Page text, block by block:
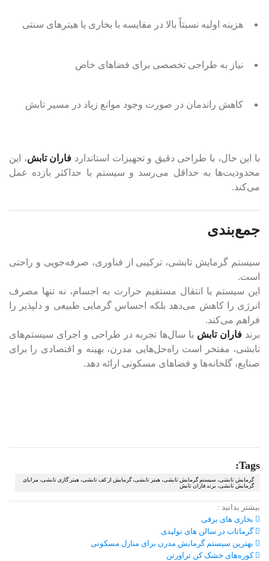
هزینه اولیه نسبتاً بالا در مقایسه با بخاری یا هیترهای سنتی
نیاز به طراحی تخصصی برای فضاهای خاص
کاهش راندمان در صورت وجود موانع زیاد در مسیر تابش
با این حال، با طراحی دقیق و تجهیزات استاندارد فاران تابش، این
محدودیت‌ها به حداقل می‌رسد و سیستم با حداکثر بازده عمل
می‌کند.
جمع‌بندی
سیستم گرمایش تابشی، ترکیبی از فناوری، صرفه‌جویی و راحتی
است.
این سیستم با انتقال مستقیم حرارت به اجسام، نه تنها مصرف
انرژی را کاهش می‌دهد بلکه احساس گرمایی طبیعی و دلپذیر را
فراهم می‌کند.
برند فاران تابش با سال‌ها تجربه در طراحی و اجرای سیستم‌های
تابشی، مفتخر است راه‌حل‌هایی مدرن، بهینه و اقتصادی را برای
صنایع، گلخانه‌ها و فضاهای مسکونی ارائه دهد.
Tags:
گرمایش تابشی، سیستم گرمایش تابشی، هیتر تابشی، گرمایش از کف تابشی، هیتر گازی تابشی، مزایای
گرمایش تابشی، برند فاران تابش
بیشتر بدانید :
بخاری های برقی
گرماتاب در سالن های تولیدی
بهترین سیستم گرمایش مدرن برای منازل مسکونی
کوره‌های خشک کن تراورتن